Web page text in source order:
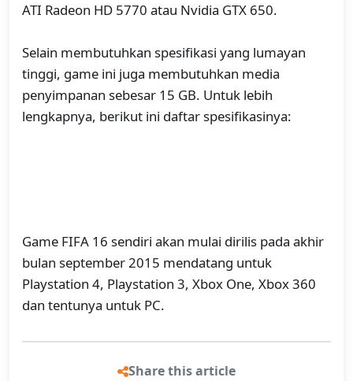
ATI Radeon HD 5770 atau Nvidia GTX 650.
Selain membutuhkan spesifikasi yang lumayan
tinggi, game ini juga membutuhkan media
penyimpanan sebesar 15 GB. Untuk lebih
lengkapnya, berikut ini daftar spesifikasinya:
Game FIFA 16 sendiri akan mulai dirilis pada akhir
bulan september 2015 mendatang untuk
Playstation 4, Playstation 3, Xbox One, Xbox 360
dan tentunya untuk PC.
Share this article